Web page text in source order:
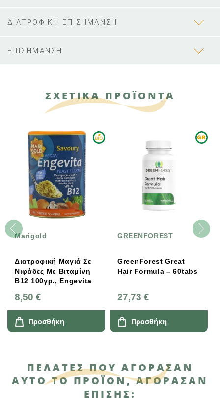
ΔΙΑΤΡΟΦΙΚΗ ΕΠΙΣΗΜΑΝΣΗ
ΕΠΙΣΗΜΑΝΣΗ
ΣΧΕΤΙΚΑ ΠΡΟΪΟΝΤΑ
Marigold
Διατροφική Μαγιά Σε
Νιφάδες Με Βιταμίνη
Β12 100γρ., Engevita
8,50 €
Προσθήκη
GREENFOREST
GreenForest Great
Hair Formula – 60tabs
27,73 €
Προσθήκη
ΠΕΛΆΤΕΣ ΠΟΥ ΑΓΌΡΑΣΑΝ
ΑΥΤΌ ΤΟ ΠΡΟΪΌΝ, ΑΓΌΡΑΣΑΝ
ΕΠΊΣΗΣ: